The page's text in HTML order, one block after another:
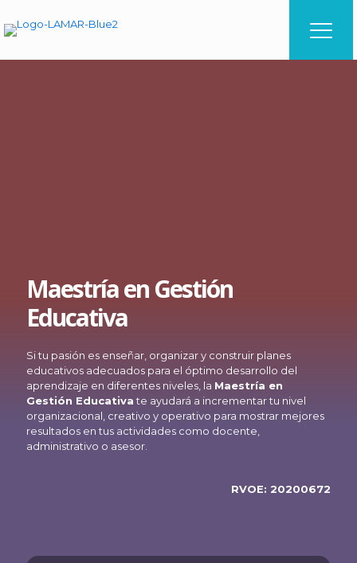
Maestría en Gestión
Educativa
Si tu pasión es enseñar, organizar y construir planes
educativos adecuados para el óptimo desarrollo del
aprendizaje en diferentes niveles, la Maestría en
Gestión Educativate ayudará a incrementar tu nivel
organizacional, creativo y operativo para mostrar mejores
resultados en tus actividades como docente,
administrativo o asesor.
RVOE: 20200672